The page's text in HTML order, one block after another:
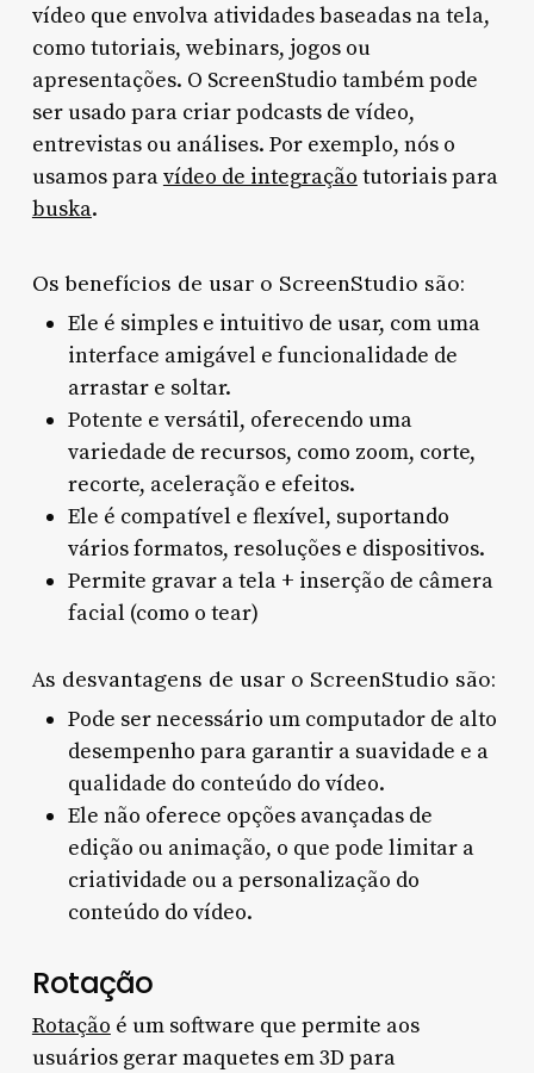
vídeo que envolva atividades baseadas na tela,
como tutoriais, webinars, jogos ou
apresentações. O ScreenStudio também pode
ser usado para criar podcasts de vídeo,
entrevistas ou análises. Por exemplo, nós o
usamos paravídeo de integração tutoriais para
buska.
Os benefícios de usar o ScreenStudio são:
Ele é simples e intuitivo de usar, com uma
interface amigável e funcionalidade de
arrastar e soltar.
Potente e versátil, oferecendo uma
variedade de recursos, como zoom, corte,
recorte, aceleração e efeitos.
Ele é compatível e flexível, suportando
vários formatos, resoluções e dispositivos.
Permite gravar a tela + inserção de câmera
facial (como o tear)
As desvantagens de usar o ScreenStudio são:
Pode ser necessário um computador de alto
desempenho para garantir a suavidade e a
qualidade do conteúdo do vídeo.
Ele não oferece opções avançadas de
edição ou animação, o que pode limitar a
criatividade ou a personalização do
conteúdo do vídeo.
Rotação
Rotação é um software que permite aos
usuários gerar maquetes em 3D para